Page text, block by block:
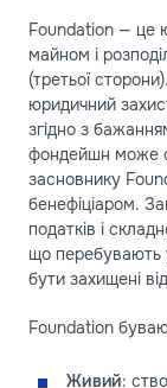
Foundation — це
майном і
(третьої
юридичний
згідно з
фондейшн може
засновнику
бенефіціаром.
податків і
що перебувають
бути захищені
Foundation
Живий: